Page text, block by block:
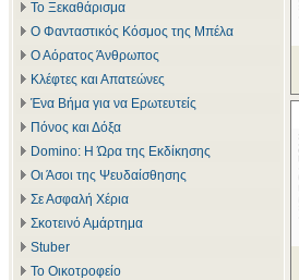
Το Ξεκαθάρισμα
Ο Φανταστικός Κόσμος της Μπέλα
Ο Αόρατος Άνθρωπος
Κλέφτες και Απατεώνες
Ένα Βήμα για να Ερωτευτείς
Πόνος και Δόξα
Domino: Η Ώρα της Εκδίκησης
Οι Άσοι της Ψευδαίσθησης
Σε Ασφαλή Χέρια
Σκοτεινό Αμάρτημα
Stuber
Το Οικοτροφείο